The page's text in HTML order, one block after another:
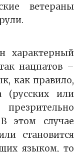
ветераны
характерный
нацпатов –
как правило,
(русских или
этом случае
становится
языком, то